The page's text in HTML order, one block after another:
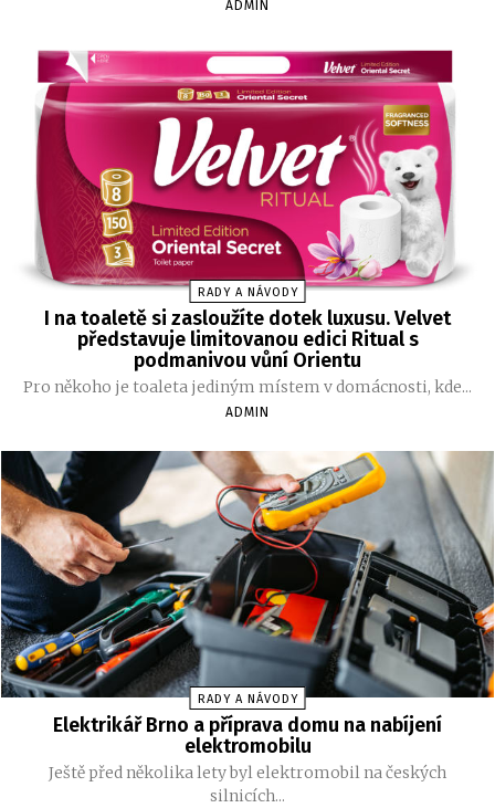
ADMIN
RADY A NÁVODY
I na toaletě si zasloužíte dotek luxusu. Velvet
představuje limitovanou edici Ritual s
podmanivou vůní Orientu
Pro někoho je toaleta jediným místem v domácnosti, kde...
ADMIN
RADY A NÁVODY
Elektrikář Brno a příprava domu na nabíjení
elektromobilu
Ještě před několika lety byl elektromobil na českých
silnicích...